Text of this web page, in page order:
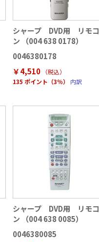
シャープ DVD用 リモコ
ン （004 638 0178）
0046380178
￥4,510
（税込）
135 ポイント（3％）
内訳
シャープ DVD用 リモコ
ン （004 638 0085）
0046380085